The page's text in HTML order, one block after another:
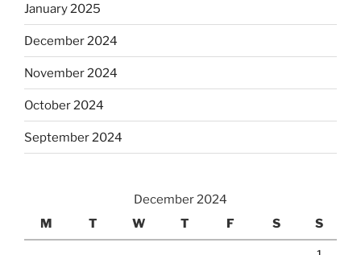
January 2025
December 2024
November 2024
October 2024
September 2024
December 2024
M
T W T F S S